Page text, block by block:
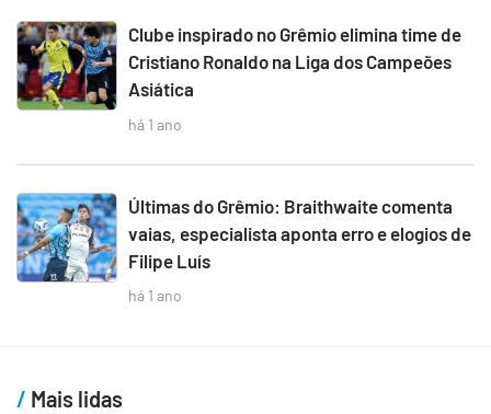
Clube inspirado no Grêmio elimina time de
Cristiano Ronaldo na Liga dos Campeões
Asiática
há 1 ano
Últimas do Grêmio: Braithwaite comenta
vaias, especialista aponta erro e elogios de
Filipe Luís
há 1 ano
Mais lidas